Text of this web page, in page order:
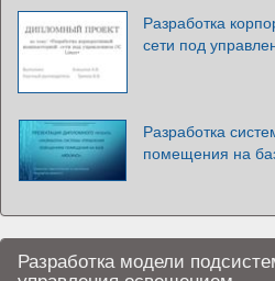
Разработка
сети под
Разработка
помещения на
Разработка модели